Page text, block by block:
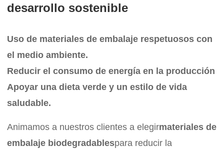
desarrollo sostenible
Uso de materiales de embalaje respetuosos con
el medio ambiente.
Reducir el consumo de energía en la producción
Apoyar una dieta verde y un estilo de vida
saludable.
Animamos a nuestros clientes a elegirmateriales de
embalaje biodegradablespara reducir la